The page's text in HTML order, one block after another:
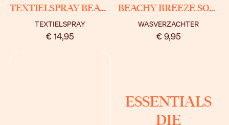
TEXTIELSPRAY
€ 14,95
TEXTIELSPRAY BEACHY BREEZE
WASVERZACHTER
€ 9,95
BEACHY BREEZE SOFTENER
ESSENTIALS
DIE